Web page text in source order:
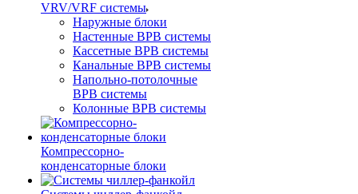
VRV/VRF системы
Наружные блоки
Настенные ВРВ системы
Кассетные ВРВ системы
Канальные ВРВ системы
Напольно-потолочные
ВРВ системы
Колонные ВРВ системы
Компрессорно-
конденсаторные блоки